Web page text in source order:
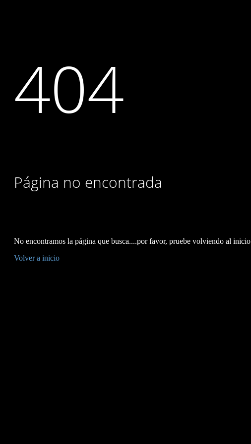
404
Página no encontrada
No encontramos la página que busca....por favor, pruebe volviendo al inicio
Volver a inicio